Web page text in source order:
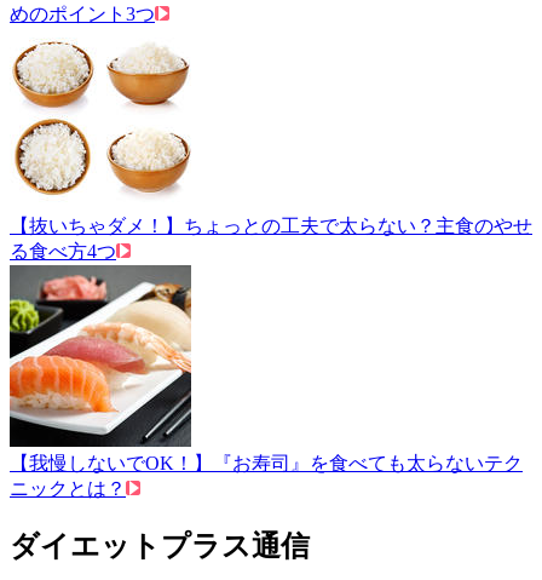
めのポイント3つ
【抜いちゃダメ！】ちょっとの工夫で太らない？主食のやせ
る食べ方4つ
【我慢しないでOK！】『お寿司』を食べても太らないテク
ニックとは？
ダイエットプラス通信